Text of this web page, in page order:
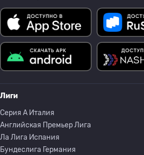
Лиги
Серия A Италия
Английская Премьер Лига
Ла Лига Испания
Бундеслига Германия